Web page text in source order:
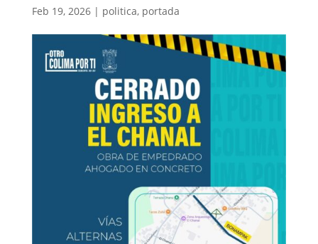
Feb 19, 2026| politica, portada